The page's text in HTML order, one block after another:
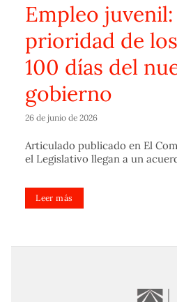
Empleo juvenil:
prioridad de
100 días del
gobierno
26 de junio de 2026
Articulado publicado en El
el Legislativo llegan a un
Leer más